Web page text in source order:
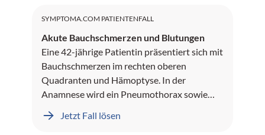
SYMPTOMA.COM PATIENTENFALL
Akute Bauchschmerzen und Blutungen
Eine 42-jährige Patientin präsentiert sich mit
Bauchschmerzen im rechten oberen
Quadranten und Hämoptyse. In der
Anamnese wird ein Pneumothorax sowie
Jetzt Fall lösen